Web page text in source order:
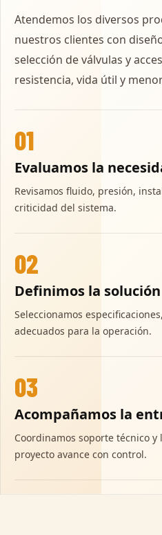
Atendemos los diversos
nuestros clientes con
selección de válvulas y
resistencia, vida útil y
01
Evaluamos la
Revisamos fluido, presión,
criticidad del sistema.
02
Definimos la solución
Seleccionamos
adecuados para la operación.
03
Acompañamos la
Coordinamos soporte técnico
proyecto avance con control.